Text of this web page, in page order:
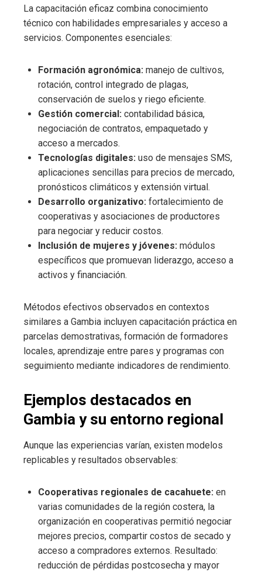
La capacitación eficaz combina conocimiento
técnico con habilidades empresariales y acceso a
servicios. Componentes esenciales:
Formación agronómica: manejo de cultivos,
rotación, control integrado de plagas,
conservación de suelos y riego eficiente.
Gestión comercial: contabilidad básica,
negociación de contratos, empaquetado y
acceso a mercados.
Tecnologías digitales: uso de mensajes SMS,
aplicaciones sencillas para precios de mercado,
pronósticos climáticos y extensión virtual.
Desarrollo organizativo: fortalecimiento de
cooperativas y asociaciones de productores
para negociar y reducir costos.
Inclusión de mujeres y jóvenes: módulos
específicos que promuevan liderazgo, acceso a
activos y financiación.
Métodos efectivos observados en contextos
similares a Gambia incluyen capacitación práctica en
parcelas demostrativas, formación de formadores
locales, aprendizaje entre pares y programas con
seguimiento mediante indicadores de rendimiento.
Ejemplos destacados en
Gambia y su entorno regional
Aunque las experiencias varían, existen modelos
replicables y resultados observables:
Cooperativas regionales de cacahuete: en
varias comunidades de la región costera, la
organización en cooperativas permitió negociar
mejores precios, compartir costos de secado y
acceso a compradores externos. Resultado:
reducción de pérdidas postcosecha y mayor